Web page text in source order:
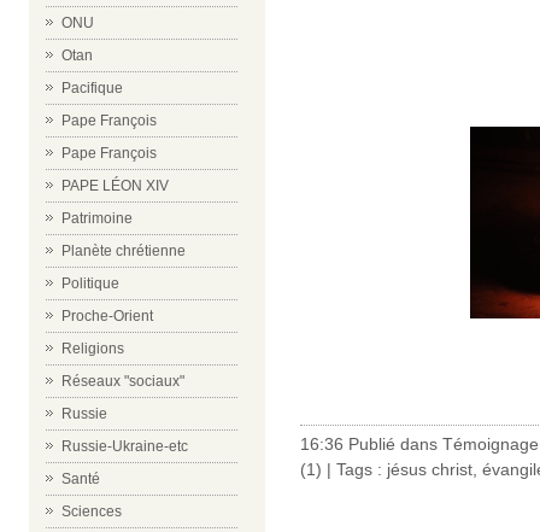
ONU
Otan
Pacifique
Pape François
Pape François
PAPE LÉON XIV
Patrimoine
Planète chrétienne
Politique
Proche-Orient
Religions
Réseaux "sociaux"
Russie
Russie-Ukraine-etc
Santé
Sciences
16:36 Publié dans
(1) | Tags : jésus christ